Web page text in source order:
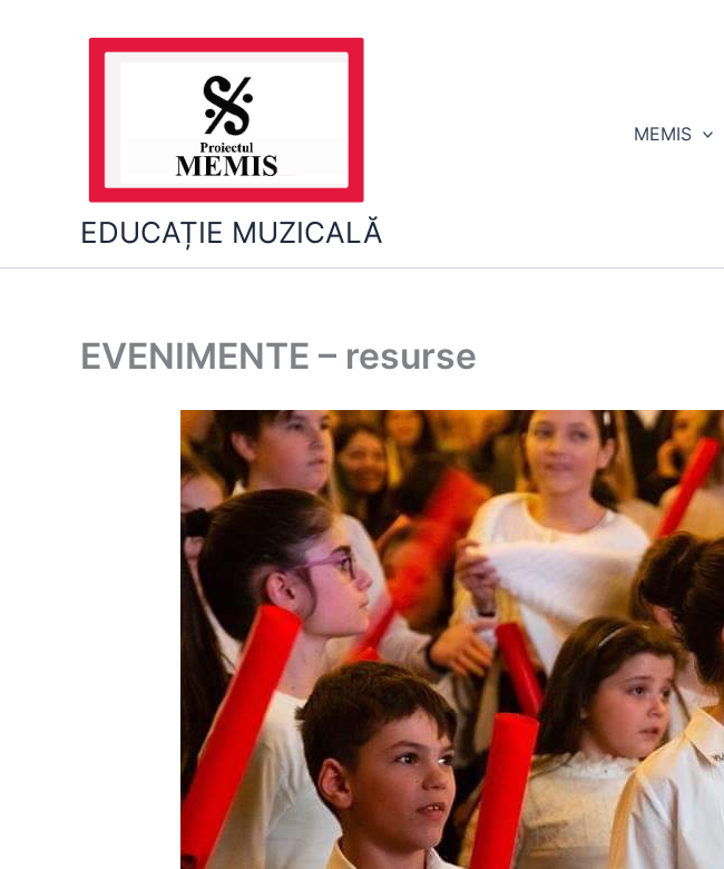
EDUCAȚIE MUZICALĂ
MEMIS
EVENIMENTE – resurse